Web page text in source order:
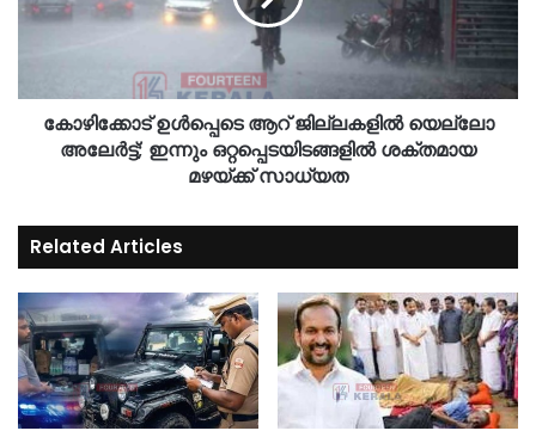
കോഴിക്കോട് ഉൾപ്പെടെ ആറ് ജില്ലകളിൽ യെല്ലോ
അലേർട്ട്; ഇന്നും ഒറ്റപ്പെടയിടങ്ങളിൽ ശക്തമായ
മഴയ്ക്ക് സാധ്യത
Related Articles